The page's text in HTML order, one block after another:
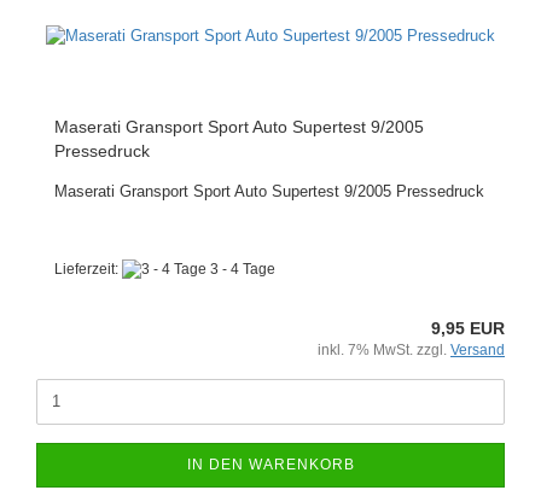
Maserati Gransport Sport Auto Supertest 9/2005
Pressedruck
Maserati Gransport Sport Auto Supertest 9/2005 Pressedruck
Lieferzeit: 3 - 4 Tage
9,95 EUR
inkl. 7% MwSt. zzgl. Versand
IN DEN WARENKORB